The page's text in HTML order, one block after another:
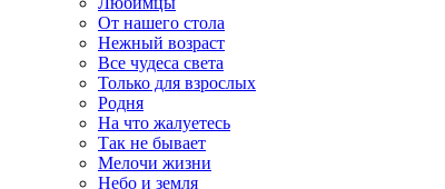
От нашего стола
Нежный возраст
Все чудеса света
Только для взрослых
Родня
На что жалуетесь
Так не бывает
Мелочи жизни
Небо и земля